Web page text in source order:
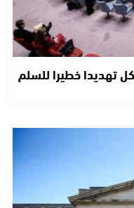
تهديدا خطيرا للسلم